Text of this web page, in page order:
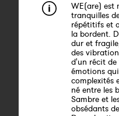
WE(are) est
tranquilles
répétitifs et
la bordent.
dur et
des
d'un récit
émotions
complexités
né entre les
Sambre et
obsédants